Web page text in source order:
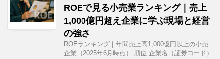
ROEで見る小売業ランキング｜売上
1,000億円超え企業に学ぶ現場と経営
の強さ
ROEランキング｜年間売上高1,000億円以上の小売
企業（2025年6月時点） 順位 企業名（証券コード）